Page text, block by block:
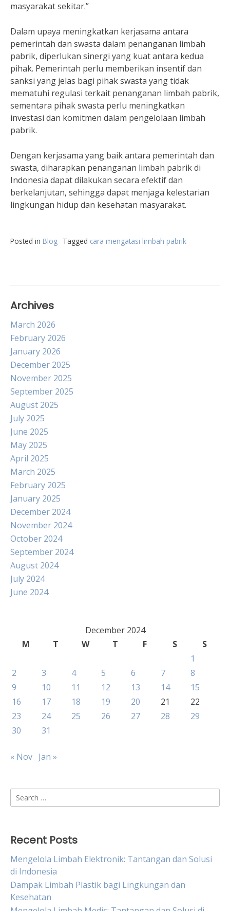
masyarakat sekitar.”
Dalam upaya meningkatkan kerjasama antara
pemerintah dan swasta dalam penanganan limbah
pabrik, diperlukan sinergi yang kuat antara kedua
pihak. Pemerintah perlu memberikan insentif dan
sanksi yang jelas bagi pihak swasta yang tidak
mematuhi regulasi terkait penanganan limbah pabrik,
sementara pihak swasta perlu meningkatkan
investasi dan komitmen dalam pengelolaan limbah
pabrik.
Dengan kerjasama yang baik antara pemerintah dan
swasta, diharapkan penanganan limbah pabrik di
Indonesia dapat dilakukan secara efektif dan
berkelanjutan, sehingga dapat menjaga kelestarian
lingkungan hidup dan kesehatan masyarakat.
Posted in Blog Tagged cara mengatasi limbah pabrik
Archives
March 2026
February 2026
January 2026
December 2025
November 2025
September 2025
August 2025
July 2025
June 2025
May 2025
April 2025
March 2025
February 2025
January 2025
December 2024
November 2024
October 2024
September 2024
August 2024
July 2024
June 2024
December 2024
M
T W T F S
S
1
2
3 4 5 6 7
8
9
10 11 12 13 14
15
16
17 18 19 20 21
22
23
24 25 26 27 28
29
30
31
« Nov Jan »
Search
for:
Recent Posts
Mengelola Limbah Elektronik: Tantangan dan Solusi
di Indonesia
Dampak Limbah Plastik bagi Lingkungan dan
Kesehatan